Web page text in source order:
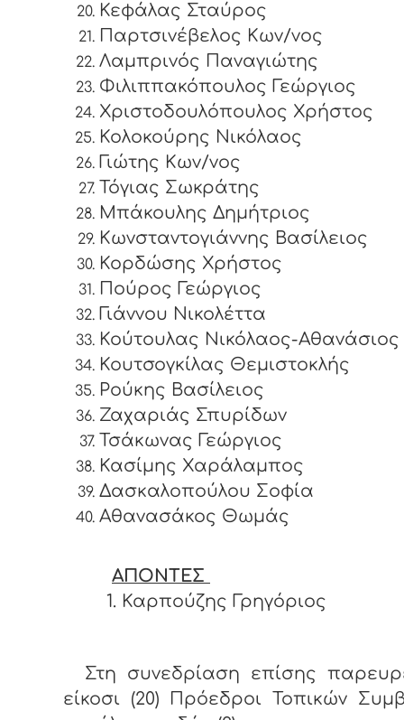
Κεφάλας Σταύρος
Παρτσινέβελος Κων/νος
Λαμπρινός Παναγιώτης
Φιλιππακόπουλος Γεώργιος
Χριστοδουλόπουλος Χρήστος
Κολοκούρης Νικόλαος
Γιώτης Κων/νος
Τόγιας Σωκράτης
Μπάκουλης Δημήτριος
Κωνσταντογιάννης Βασίλειος
Κορδώσης Χρήστος
Πούρος Γεώργιος
Γιάννου Νικολέττα
Κούτουλας Νικόλαος-Αθανάσιος
Κουτσογκίλας Θεμιστοκλής
Ρούκης Βασίλειος
Ζαχαριάς Σπυρίδων
Τσάκωνας Γεώργιος
Κασίμης Χαράλαμπος
Δασκαλοπούλου Σοφία
Αθανασάκος Θωμάς
ΑΠΟΝΤΕΣ
1. Καρπούζης Γρηγόριος
Στη συνεδρίαση επίσης
είκοσι (20) Πρόεδροι Τοπικών